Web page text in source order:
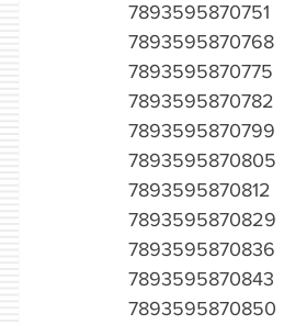
7893595870751
7893595870768
7893595870775
7893595870782
7893595870799
7893595870805
7893595870812
7893595870829
7893595870836
7893595870843
7893595870850